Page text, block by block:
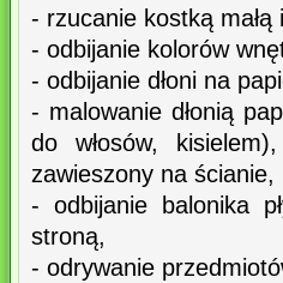
- rzucanie kostką małą
- odbijanie kolorów
- odbijanie dłoni na
- malowanie dłonią
do włosów,
zawieszony na ścianie,
- odbijanie balonika
stroną,
- odrywanie